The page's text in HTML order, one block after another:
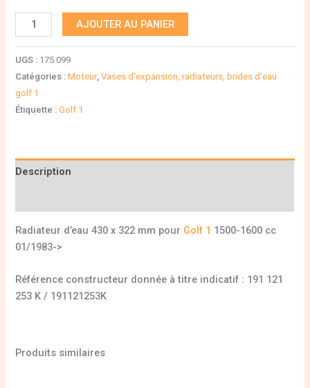
AJOUTER AU PANIER
UGS : 175 099
Catégories :Moteur,Vases d'expansion, radiateurs, brides d'eau
golf 1
Étiquette :Golf 1
Description
Radiateur d’eau 430 x 322 mm pour Golf 1 1500-1600 cc
01/1983->
Référence constructeur donnée à titre indicatif : 191 121
253 K / 191121253K
Produits similaires